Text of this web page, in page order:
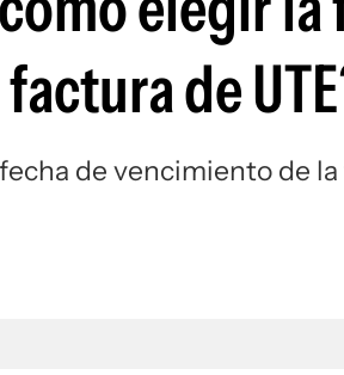
de
de vencimiento de